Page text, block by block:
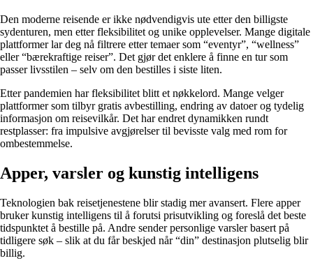
Den moderne reisende er ikke nødvendigvis ute etter den billigste
sydenturen, men etter fleksibilitet og unike opplevelser. Mange digitale
plattformer lar deg nå filtrere etter temaer som “eventyr”, “wellness”
eller “bærekraftige reiser”. Det gjør det enklere å finne en tur som
passer livsstilen – selv om den bestilles i siste liten.
Etter pandemien har fleksibilitet blitt et nøkkelord. Mange velger
plattformer som tilbyr gratis avbestilling, endring av datoer og tydelig
informasjon om reisevilkår. Det har endret dynamikken rundt
restplasser: fra impulsive avgjørelser til bevisste valg med rom for
ombestemmelse.
Apper, varsler og kunstig intelligens
Teknologien bak reisetjenestene blir stadig mer avansert. Flere apper
bruker kunstig intelligens til å forutsi prisutvikling og foreslå det beste
tidspunktet å bestille på. Andre sender personlige varsler basert på
tidligere søk – slik at du får beskjed når “din” destinasjon plutselig blir
billig.